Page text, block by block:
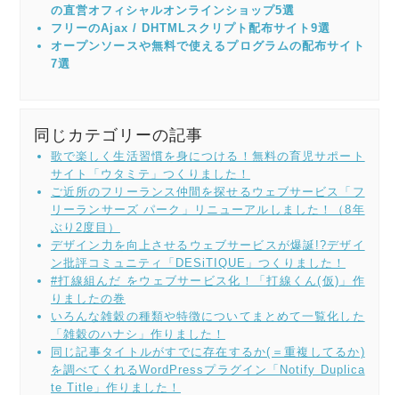
の直営オフィシャルオンラインショップ5選
フリーのAjax / DHTMLスクリプト配布サイト9選
オープンソースや無料で使えるプログラムの配布サイト
7選
同じカテゴリーの記事
歌で楽しく生活習慣を身につける！無料の育児サポート
サイト「ウタミテ」つくりました！
ご近所のフリーランス仲間を探せるウェブサービス「フ
リーランサーズ パーク」リニューアルしました！（8年
ぶり2度目）
デザイン力を向上させるウェブサービスが爆誕!?デザイ
ン批評コミュニティ「DESiTIQUE」つくりました！
#打線組んだ をウェブサービス化！「打線くん(仮)」作
りましたの巻
いろんな雑穀の種類や特徴についてまとめて一覧化した
「雑穀のハナシ」作りました！
同じ記事タイトルがすでに存在するか(＝重複してるか)
を調べてくれるWordPressプラグイン「Notify Duplica
te Title」作りました！